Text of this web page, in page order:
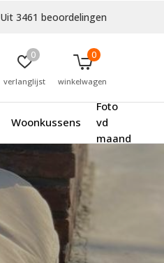
Woonkussens
Foto
vd
maand
verlanglijst
0
winkelwagen
0
Uit 3461 beoordelingen